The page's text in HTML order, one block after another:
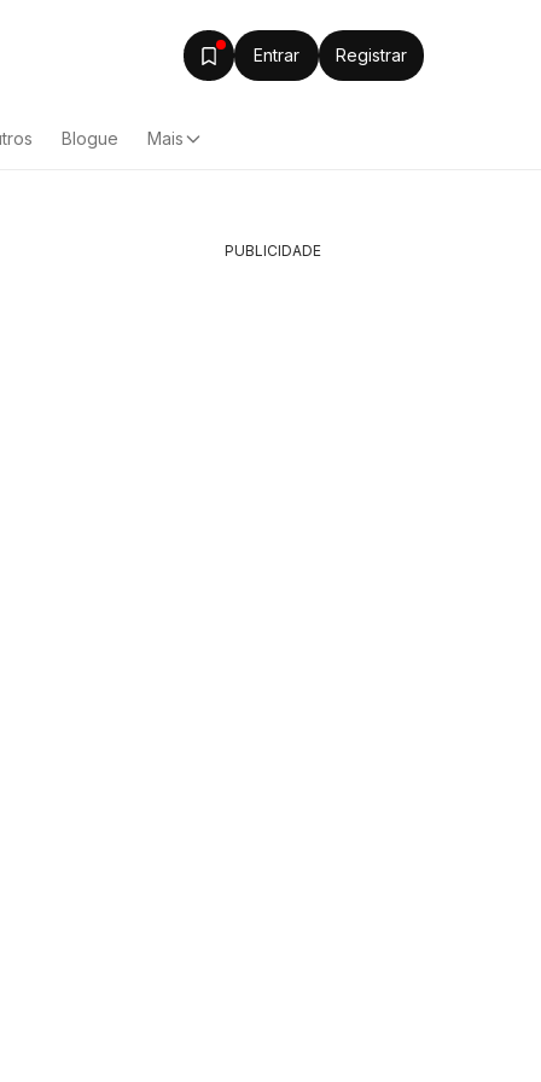
Entrar Registrar
Blogue Mais
PUBLICIDADE